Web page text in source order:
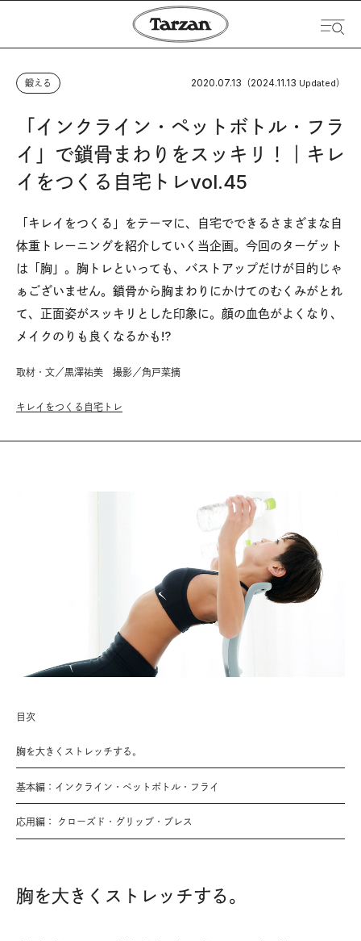
鍛える 2020.07.13 （2024.11.13 Updated）
「インクライン・ペットボトル・フラ
イ」で鎖骨まわりをスッキリ！｜キレ
イをつくる自宅トレvol.45
「キレイをつくる」をテーマに、自宅でできるさまざまな自
体重トレーニングを紹介していく当企画。今回のターゲット
は「胸」。胸トレといっても、バストアップだけが目的じゃ
ぁございません。鎖骨から胸まわりにかけてのむくみがとれ
て、正面姿がスッキリとした印象に。顔の血色がよくなり、
メイクのりも良くなるかも!?
取材・文／黒澤祐美 撮影／角戸菜摘
キレイをつくる自宅トレ
目次
胸を大きくストレッチする。
基本編：インクライン・ペットボトル・フライ
応用編： クローズド・グリップ・プレス
胸を大きくストレッチする。